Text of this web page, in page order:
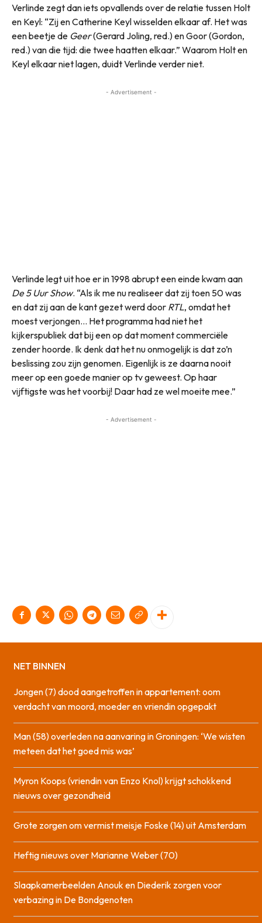
Verlinde zegt dan iets opvallends over de relatie tussen Holt
en Keyl: “Zij en Catherine Keyl wisselden elkaar af. Het was
een beetje de Geer(Gerard Joling, red.) en Goor (Gordon,
red.) van die tijd: die twee haatten elkaar.” Waarom Holt en
Keyl elkaar niet lagen, duidt Verlinde verder niet.
- Advertisement -
Verlinde legt uit hoe er in 1998 abrupt een einde kwam aan
De 5 Uur Show. “Als ik me nu realiseer dat zij toen 50 was
en dat zij aan de kant gezet werd door RTL, omdat het
moest verjongen… Het programma had niet het
kijkerspubliek dat bij een op dat moment commerciële
zender hoorde. Ik denk dat het nu onmogelijk is dat zo’n
beslissing zou zijn genomen. Eigenlijk is ze daarna nooit
meer op een goede manier op tv geweest. Op haar
vijftigste was het voorbij! Daar had ze wel moeite mee.”
- Advertisement -
NET BINNEN
Jongen (7) dood aangetroffen in appartement: oom
verdacht van moord, moeder en vriendin opgepakt
Man (58) overleden na aanvaring in Groningen: ‘We wisten
meteen dat het goed mis was’
Myron Koops (vriendin van Enzo Knol) krijgt schokkend
nieuws over gezondheid
Grote zorgen om vermist meisje Foske (14) uit Amsterdam
Heftig nieuws over Marianne Weber (70)
Slaapkamerbeelden Anouk en Diederik zorgen voor
verbazing in De Bondgenoten